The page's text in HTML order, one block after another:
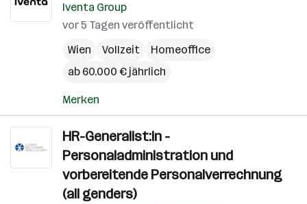
Iventa Group
vor 5 Tagen veröffentlicht
Wien
Vollzeit
Homeoffice
ab 60.000 € jährlich
Merken
HR-Generalist:in -
Personaladministration und
vorbereitende Personalverrechnung
(all genders)